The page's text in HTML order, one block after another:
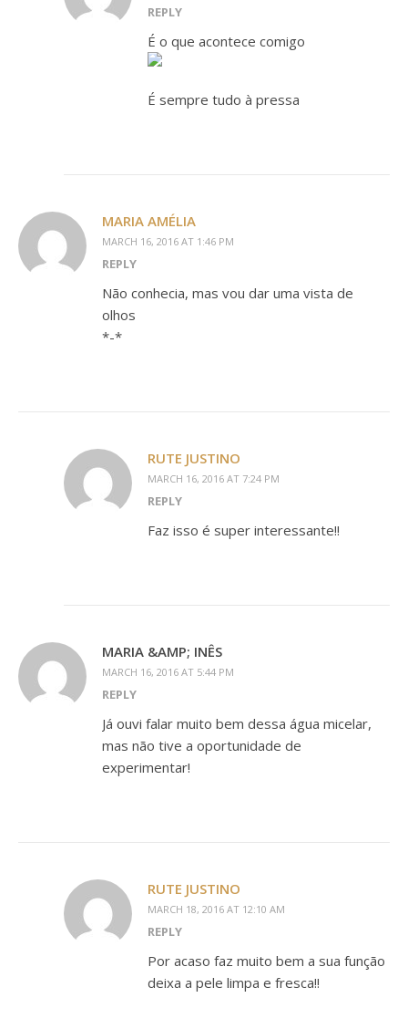
REPLY
É o que acontece comigo
É sempre tudo à pressa
MARIA AMÉLIA
MARCH 16, 2016 AT 1:46 PM
REPLY
Não conhecia, mas vou dar uma vista de
olhos
*-*
RUTE JUSTINO
MARCH 16, 2016 AT 7:24 PM
REPLY
Faz isso é super interessante!!
MARIA &AMP; INÊS
MARCH 16, 2016 AT 5:44 PM
REPLY
Já ouvi falar muito bem dessa água micelar,
mas não tive a oportunidade de
experimentar!
RUTE JUSTINO
MARCH 18, 2016 AT 12:10 AM
REPLY
Por acaso faz muito bem a sua função
deixa a pele limpa e fresca!!